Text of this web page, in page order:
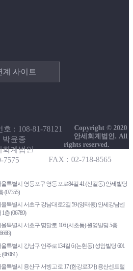
계 사이트
호
108-81-78121
박윤종
회계법인
7575 FAX 02-718-8565
울특별시 영등포구 영등포로84길 41 (신길동) 안세빌딩
(07355)
울특별시 서초구 강남대로2길 59 (양재동) 안세강남센
1층 (06789)
울특별시 서초구 명달로 106 (서초동) 원영빌딩 5층
울특별시 강남구 언주로134길 6 (논현동) 성암빌딩 601
(06061)
울특별시 용산구 서빙고로 17 (한강로3가) 용산센트럴
Copyright © 2020
안세회계법인. All
rights reserved.